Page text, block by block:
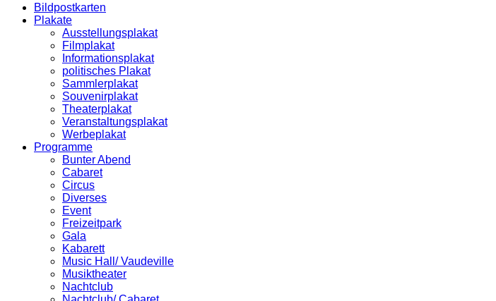
Bildpostkarten
Plakate
Ausstellungsplakat
Filmplakat
Informationsplakat
politisches Plakat
Sammlerplakat
Souvenirplakat
Theaterplakat
Veranstaltungsplakat
Werbeplakat
Programme
Bunter Abend
Cabaret
Circus
Diverses
Event
Freizeitpark
Gala
Kabarett
Music Hall/ Vaudeville
Musiktheater
Nachtclub